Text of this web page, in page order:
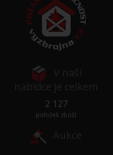
2 127
položek zboží